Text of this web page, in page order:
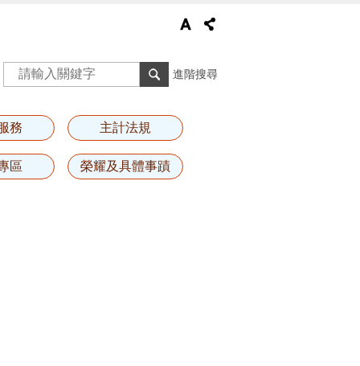
進階搜尋
務 主計法規
區 榮耀及具體事蹟